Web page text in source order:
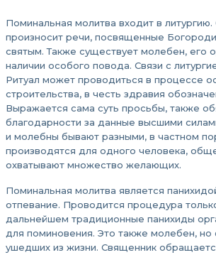
Поминальная молитва входит в
произносит речи, посвященные
святым. Также существует молебен, его
наличии особого повода. Связи с
Ритуал может проводиться в процессе
строительства, в честь здравия
Выражается сама суть просьбы, также
благодарности за данные высшими
и молебны бывают разными, в частном
производятся для одного человека,
охватывают множество желающих.
Поминальная молитва является
отпевание. Проводится процедура
дальнейшем традиционные панихиды
для поминовения. Это также молебен, но
ушедших из жизни. Священник